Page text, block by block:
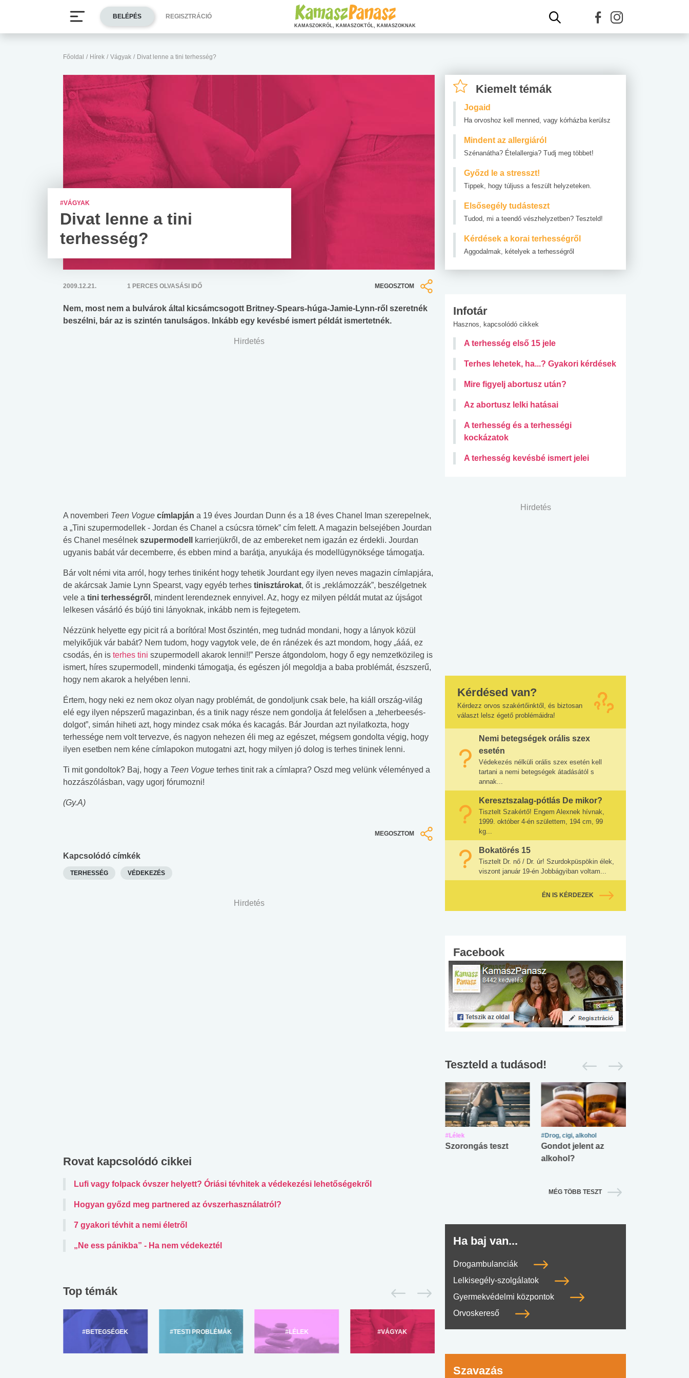
Főoldal / Hírek / Vágyak / Divat lenne a tini terhesség?
#VÁGYAK
Divat lenne a tini
terhesség?
2009.12.21. 1 PERCES OLVASÁSI IDŐ MEGOSZTOM
Nem, most nem a bulvárok által kicsámcsogott Britney-Spears-húga-Jamie-Lynn-ről szeretnék
beszélni, bár az is szintén tanulságos. Inkább egy kevésbé ismert példát ismertetnék.
Hirdetés
A novemberi Teen Vogue címlapján a 19 éves Jourdan Dunn és a 18 éves Chanel Iman szerepelnek,
a „Tini szupermodellek - Jordan és Chanel a csúcsra törnek” cím felett. A magazin belsejében Jourdan
és Chanel mesélnek szupermodell
karrierjükről, de az embereket nem igazán ez érdekli. Jourdan
ugyanis babát vár decemberre, és ebben mind a barátja, anyukája és modellügynöksége támogatja.
Bár volt némi vita arról, hogy terhes tiniként hogy tehetik Jourdant egy ilyen neves magazin címlapjára,
de akárcsak Jamie Lynn Spearst, vagy egyéb terhes tinisztárokat, őt is „reklámozzák”, beszélgetnek
vele a tini terhességről , mindent lerendeznek ennyivel. Az, hogy ez milyen példát mutat az újságot
lelkesen vásárló és bújó tini lányoknak, inkább nem is fejtegetem.
Nézzünk helyette egy picit rá a borítóra! Most őszintén, meg tudnád mondani, hogy a lányok közül
melyikőjük vár babát? Nem tudom, hogy vagytok vele, de én ránézek és azt mondom, hogy „ááá, ez
csodás, én is terhes tini szupermodell akarok lenni!!” Persze átgondolom, hogy ő egy nemzetközileg is
ismert, híres szupermodell, mindenki támogatja, és egészen jól megoldja a baba problémát, észszerű,
hogy nem akarok a helyében lenni.
Értem, hogy neki ez nem okoz olyan nagy problémát, de gondoljunk csak bele, ha kiáll ország-világ
elé egy ilyen népszerű magazinban, és a tinik nagy része nem gondolja át felelősen a „teherbeesés-
dolgot”, simán hiheti azt, hogy mindez csak móka és kacagás. Bár Jourdan azt nyilatkozta, hogy
terhessége nem volt tervezve, és nagyon nehezen éli meg az egészet, mégsem gondolta végig, hogy
ilyen esetben nem kéne címlapokon mutogatni azt, hogy milyen jó dolog is terhes tininek lenni.
Ti mit gondoltok? Baj, hogy a Teen Vogue terhes tinit rak a címlapra? Oszd meg velünk véleményed a
hozzászólásban, vagy ugorj fórumozni!
(Gy.A)
MEGOSZTOM
Kapcsolódó címkék
TERHESSÉG VÉDEKEZÉS
Hirdetés
Rovat kapcsolódó cikkei
Lufi vagy folpack óvszer helyett? Óriási tévhitek a védekezési lehetőségekről
Hogyan győzd meg partnered az óvszerhasználatról?
7 gyakori tévhit a nemi életről
„Ne ess pánikba” - Ha nem védekeztél
Top témák
#BETEGSÉGEK #TESTI PROBLÉMÁK #LÉLEK #VÁGYAK
Kiemelt témák
Jogaid
Ha orvoshoz kell menned, vagy kórházba kerülsz
Mindent az allergiáról
Szénanátha? Ételallergia? Tudj meg többet!
Győzd le a stresszt!
Tippek, hogy túljuss a feszült helyzeteken.
Elsősegély tudásteszt
Tudod, mi a teendő vészhelyzetben? Teszteld!
Kérdések a korai terhességről
Aggodalmak, kételyek a terhességről
Infotár
Hasznos, kapcsolódó cikkek
A terhesség első 15 jele
Terhes lehetek, ha...? Gyakori kérdések
Mire figyelj abortusz után?
Az abortusz lelki hatásai
A terhesség és a terhességi
kockázatok
A terhesség kevésbé ismert jelei
Hirdetés
Kérdésed van?
Kérdezz orvos szakértőinktől, és biztosan
választ lelsz égető problémáidra!
Nemi betegségek orális szex
esetén
Védekezés nélküli orális szex esetén kell
tartani a nemi betegségek átadásától s
annak...
Keresztszalag-pótlás De mikor?
Tisztelt Szakértő! Engem Alexnek hívnak,
1999. október 4-én születtem, 194 cm, 99
kg...
Bokatörés 15
Tisztelt Dr. nő / Dr. úr! Szurdokpüspökin élek,
viszont január 19-én Jobbágyiban voltam...
ÉN IS KÉRDEZEK
Facebook
Teszteld a tudásod!
lábnyomod?
tudásteszt
#Lélek
Szorongás teszt
#Drog, cigi, alkohol
Gondot jelent az
alkohol?
MÉG TÖBB TESZT
Ha baj van...
Drogambulanciák
Lelkisegély-szolgálatok
Gyermekvédelmi központok
Orvoskereső
Szavazás
BELÉPÉS REGISZTRÁCIÓ
KAMASZOKRÓL, KAMASZOKTÓL, KAMASZOKNAK